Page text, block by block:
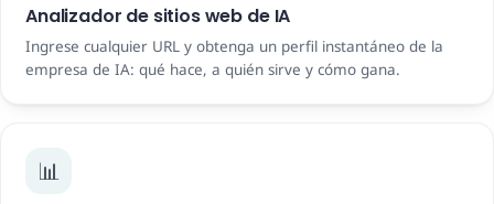
Analizador de sitios web de IA
Ingrese cualquier URL y obtenga un perfil instantáneo de la
empresa de IA: qué hace, a quién sirve y cómo gana.
📊